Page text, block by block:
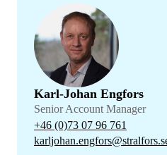
Karl-Johan Engfors
Senior Account Manager
+46 (0)73 07 96 761